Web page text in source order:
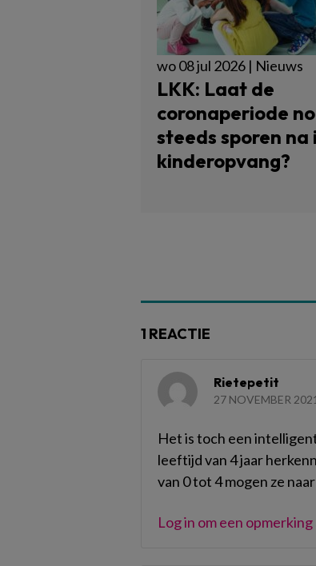
wo 08 jul 2026 | Nieuws
LKK: Laat de
coronaperiode
steeds sporen na
kinderopvang?
1 REACTIE
Rietepetit
27 NOVEMBER
Het is toch een
leeftijd van 4 jaar
van 0 tot 4 mogen ze
Log in om een